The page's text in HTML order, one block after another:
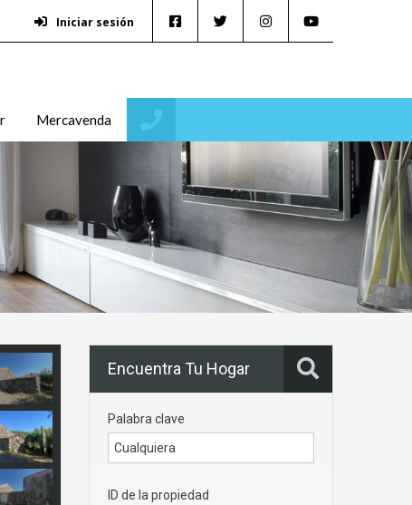
Iniciar sesión
Mercavenda
Encuentra Tu Hogar
Palabra clave
ID de la propiedad